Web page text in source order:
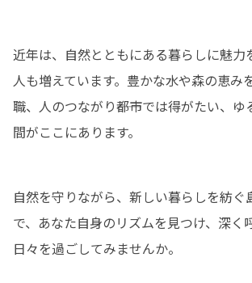
近年は、自然とともにある暮らしに魅力
人も増えています。豊かな水や森の恵み
職、人のつながり――都市では得がたい、
間がここにあります。
自然を守りながら、新しい暮らしを紡ぐ
で、あなた自身のリズムを見つけ、深く
日々を過ごしてみませんか。